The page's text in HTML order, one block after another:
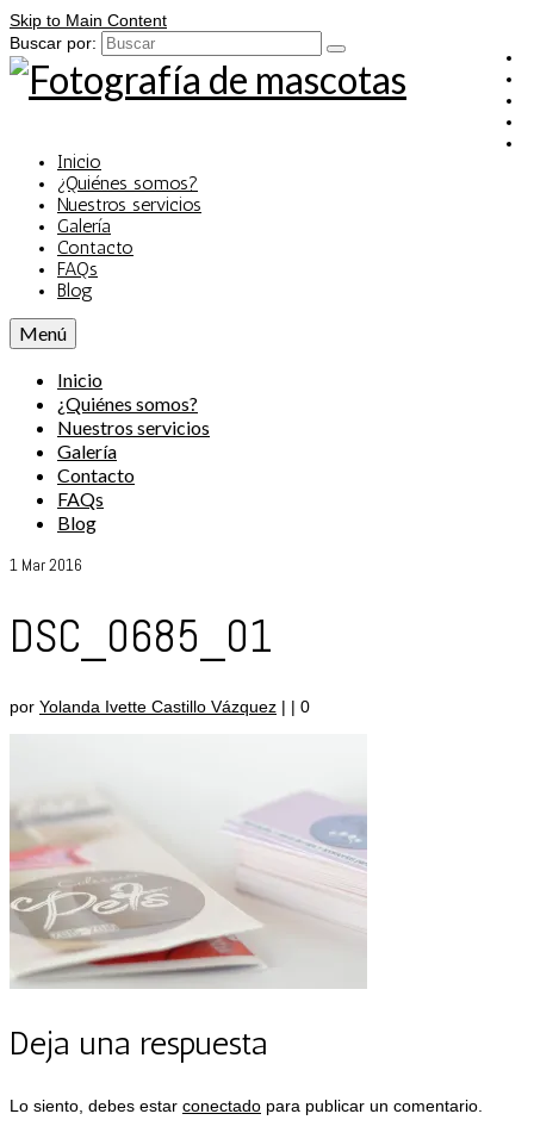
Skip to Main Content
Buscar por:
Inicio
¿Quiénes somos?
Nuestros servicios
Galería
Contacto
FAQs
Blog
Menú
Inicio
¿Quiénes somos?
Nuestros servicios
Galería
Contacto
FAQs
Blog
1 Mar 2016
DSC_0685_01
por Yolanda Ivette Castillo Vázquez | | 0
Deja una respuesta
Lo siento, debes estar conectado para publicar un comentario.